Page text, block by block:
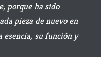
porque ha sido
pieza de nuevo en
esencia, su función y